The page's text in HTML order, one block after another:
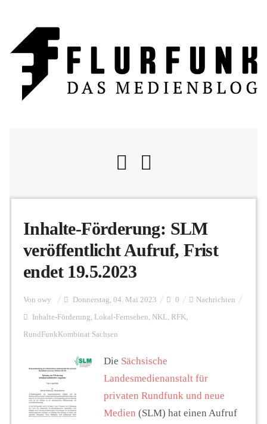
Nachrichten
Flurschelte
Personalien
FUNKTURM-Beiträge
Inhalte-Förderung: SLM
veröffentlicht Aufruf, Frist
endet 19.5.2023
Von owy Donnerstag, 04. Mai 2023 0 Nachrichten
Inhalte-Förderung, Lokal-Fernsehen, NKL, RFK,
RundFunkKombinat Sachsen
Die Sächsische
Landesmedienanstalt für
privaten Rundfunk und neue
Medien (SLM) hat einen Aufruf